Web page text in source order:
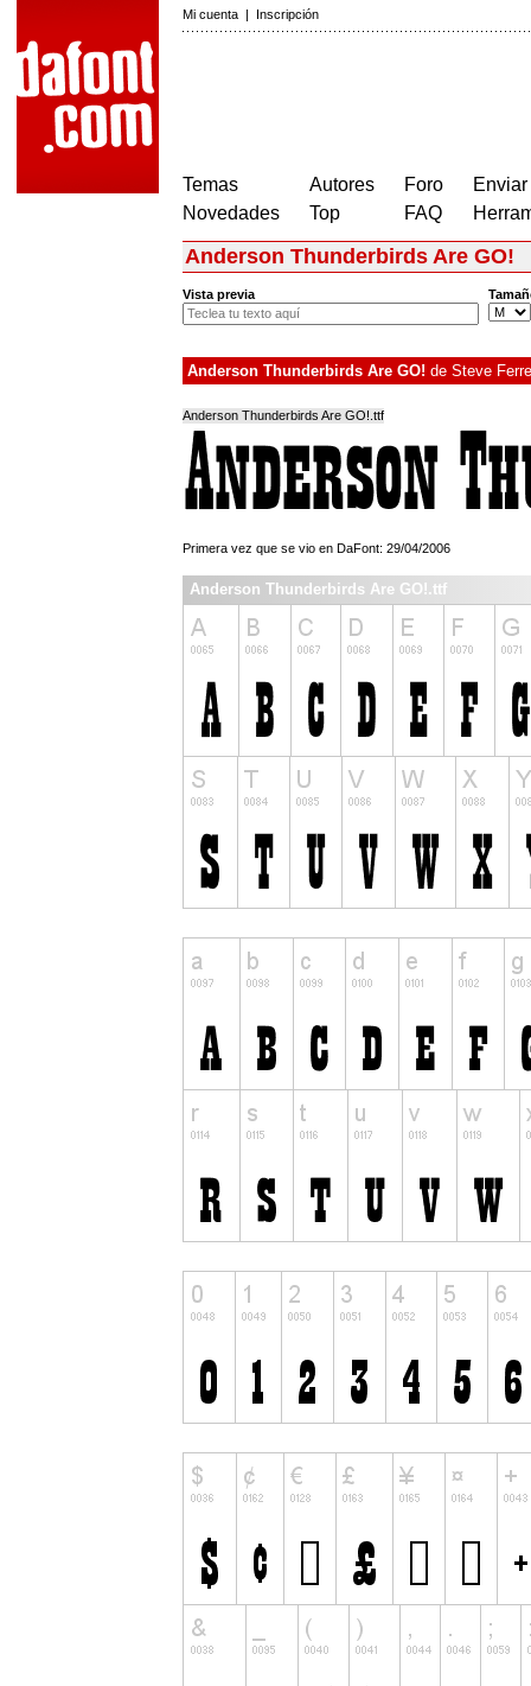
Mi cuenta | Inscripción
Temas
Novedades
Autores
Top
Foro
FAQ
Anderson Thunderbirds Are GO!
Vista previa
Anderson Thunderbirds Are GO! de Steve
Anderson Thunderbirds Are GO!.ttf
Primera vez que se vio en DaFont: 29/04/2006
Anderson Thunderbirds Are GO!.ttf